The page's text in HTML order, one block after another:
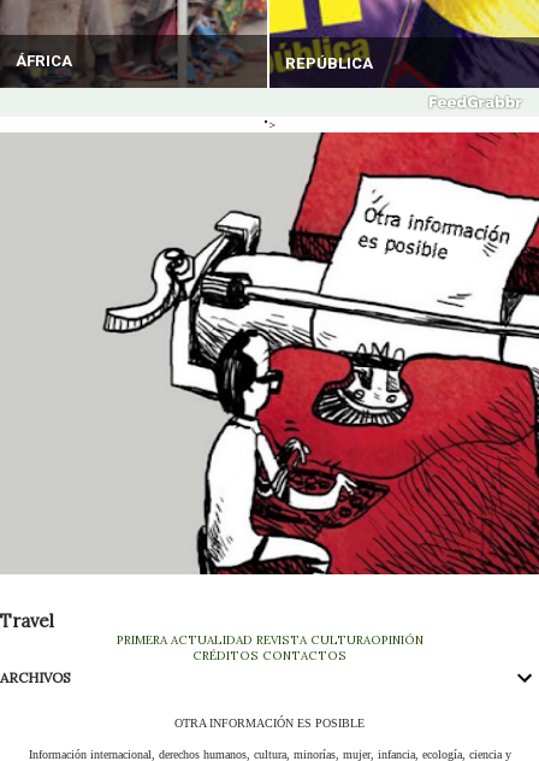
ÁFRICA REPÚBLICA
">
Travel
PRIMERA ACTUALIDAD REVISTA CULTURAOPINIÓN
CRÉDITOS CONTACTOS
ARCHIVOS
OTRA INFORMACIÓN ES POSIBLE
Información internacional, derechos humanos, cultura, minorías, mujer, infancia, ecología, ciencia y